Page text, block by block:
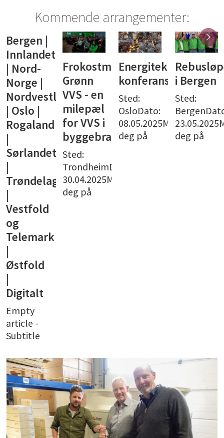
Kommende arrangementer:
Bergen |
Innlandet
| Nord-
Norge |
Nordvestlandet
| Oslo |
Rogaland
|
Sørlandet
|
Trøndelag
|
Vestfold
og
Telemark
|
Østfold
|
Digitalt
Empty
article -
Subtitle
Frokostmøte:
Grønn
VVS - en
milepæl
for VVS i
byggebransjen
Sted:
TrondheimDato:
30.04.2025Meld
deg på
Energiteknisk
konferanse
Sted:
OsloDato:
08.05.2025Meld
deg på
i Bergen
Sted:
deg på